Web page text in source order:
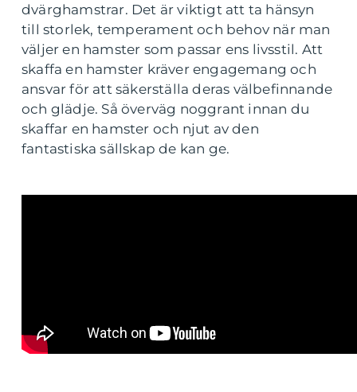
dvärghamstrar. Det är viktigt att ta hänsyn
till storlek, temperament och behov när man
väljer en hamster som passar ens livsstil. Att
skaffa en hamster kräver engagemang och
ansvar för att säkerställa deras välbefinnande
och glädje. Så överväg noggrant innan du
skaffar en hamster och njut av den
fantastiska sällskap de kan ge.